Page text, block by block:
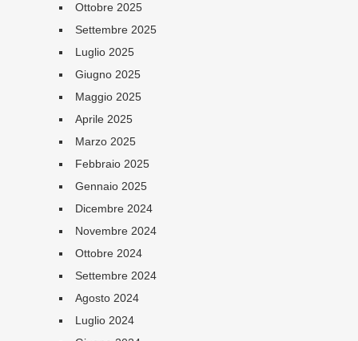
Ottobre 2025
Settembre 2025
Luglio 2025
Giugno 2025
Maggio 2025
Aprile 2025
Marzo 2025
Febbraio 2025
Gennaio 2025
Dicembre 2024
Novembre 2024
Ottobre 2024
Settembre 2024
Agosto 2024
Luglio 2024